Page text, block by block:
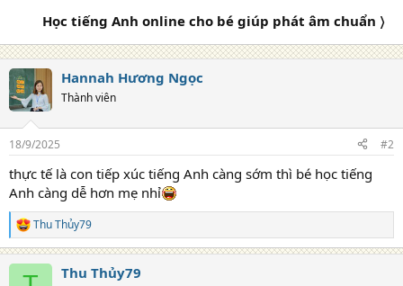
Học tiếng Anh online cho bé giúp phát âm chuẩn 〉
Hannah Hương Ngọc
Thành viên
18/9/2025 #2
thực tế là con tiếp xúc tiếng Anh càng sớm thì bé học tiếng
Anh càng dễ hơn mẹ nhỉ
R
e
a
Thu Thủy79
Thu Thủy79